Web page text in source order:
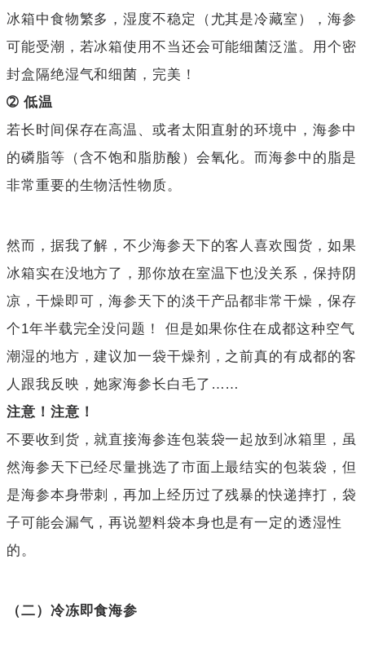
冰箱中食物繁多，湿度不稳定（尤其是冷藏室），海参
可能受潮，若冰箱使用不当还会可能细菌泛滥。用个密
封盒隔绝湿气和细菌，完美！
➁ 低温
若长时间保存在高温、或者太阳直射的环境中，海参中
的磷脂等（含不饱和脂肪酸）会氧化。而海参中的脂是
非常重要的生物活性物质。
然而，据我了解，不少海参天下的客人喜欢囤货，如果
冰箱实在没地方了，那你放在室温下也没关系，保持阴
凉，干燥即可，海参天下的淡干产品都非常干燥，保存
个1年半载完全没问题！ 但是如果你住在成都这种空气
潮湿的地方，建议加一袋干燥剂，之前真的有成都的客
人跟我反映，她家海参长白毛了……
注意！注意！
不要收到货，就直接海参连包装袋一起放到冰箱里，虽
然海参天下已经尽量挑选了市面上最结实的包装袋，但
是海参本身带刺，再加上经历过了残暴的快递摔打，袋
子可能会漏气，再说塑料袋本身也是有一定的透湿性
的。
（二）冷冻即食海参